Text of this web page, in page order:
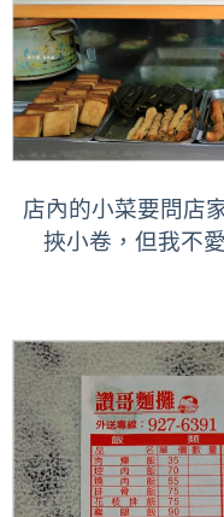
店內的小菜要問店
挾小卷，但我不